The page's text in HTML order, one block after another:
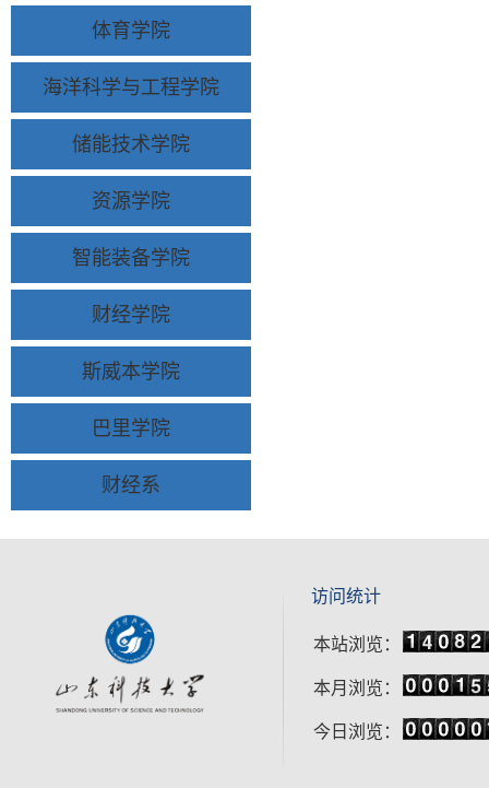
体育学院
海洋科学与工程学院
储能技术学院
资源学院
智能装备学院
财经学院
斯威本学院
巴里学院
财经系
访问统计
本站浏览：
本月浏览：
今日浏览：